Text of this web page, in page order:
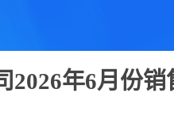
2026年6月份销